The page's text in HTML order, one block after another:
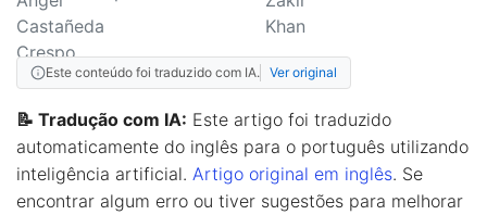
Este conteúdo foi traduzido com IA. Ver original
📝 Tradução com IA: Este artigo foi traduzido
automaticamente do inglês para o português utilizando
inteligência artificial. Artigo original em inglês. Se
encontrar algum erro ou tiver sugestões para melhorar